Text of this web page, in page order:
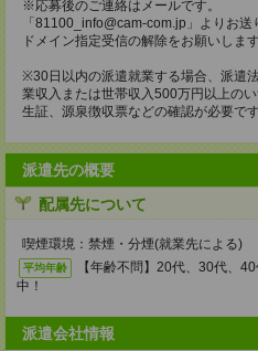
※応募後のご連絡はメールです。
「81100_info@cam-com.jp」よりお送
ドメイン指定受信の解除をお願いします
※30日以内の派遣就業する場合、派遣
業収入または世帯収入500万円以上の
生証、源泉徴収票などの確認が必要で
派遣先の概要
配属先について
喫煙環境：禁煙・分煙(就業先による)
平均年齢
【年齢不問】20代、30代、
中！
派遣会社情報